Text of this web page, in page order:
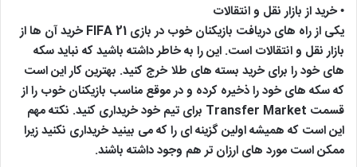
• خرید از بازار نقل و انتقالات
یکی از راه های دریافت بازیکنان خوب در بازی FIFA 21 خرید آن ها از
بازار نقل و انتقالات است. این را به خاطر داشته باشید که نباید سکه
های خود را برای خرید بسته های طلا خرج کنید. بهترین کار این است
که سکه های خود را ذخیره کرده و در موقع مناسب بازیکنان خوب را از
قسمت Transfer Market برای تیم خود خریداری کنید. نکته مهم
این است که همیشه اولین گزینه ای را که می بینید خریداری نکنید زیرا
ممکن است مورد های ارزان تر هم وجود داشته باشند.